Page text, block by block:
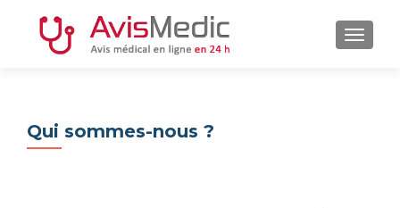
Qui sommes-nous ?